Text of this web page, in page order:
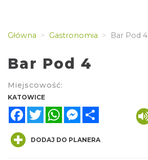
Główna Gastronomia Bar Pod 4
Bar Pod 4
Miejscowość:
KATOWICE
FacebookTwitterWhatsAppMessenger
DODAJ DO PLANERA